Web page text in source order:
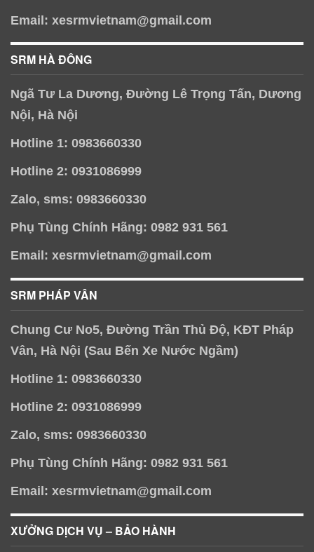
Email: xesrmvietnam@gmail.com
SRM HÀ ĐÔNG
Ngã Tư La Dương, Đường Lê Trọng Tấn, Dương
Nội, Hà Nội
Hotline 1: 0983660330
Hotline 2: 0931086999
Zalo, sms: 0983660330
Phụ Tùng Chính Hãng: 0982 931 561
Email: xesrmvietnam@gmail.com
SRM PHÁP VÂN
Chung Cư No5, Đường Trần Thủ Độ, KĐT Pháp
Vân, Hà Nội (Sau Bến Xe Nước Ngầm)
Hotline 1: 0983660330
Hotline 2: 0931086999
Zalo, sms: 0983660330
Phụ Tùng Chính Hãng: 0982 931 561
Email: xesrmvietnam@gmail.com
XƯỞNG DỊCH VỤ – BẢO HÀNH